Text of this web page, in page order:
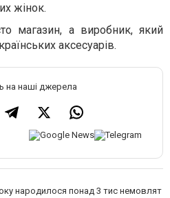
жінок.
магазин, а виробник, який
аксесуарів.
на наші джерела
народилося понад 3 тис немовлят